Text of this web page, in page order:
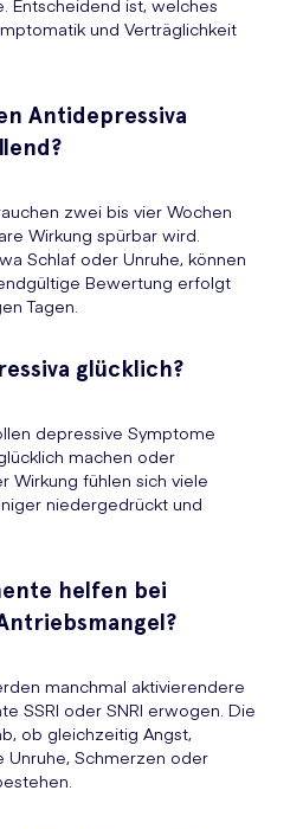
Entscheidend ist, welches
und Verträglichkeit
Antidepressiva
zwei bis vier Wochen
Wirkung spürbar wird.
Schlaf oder Unruhe, können
Bewertung erfolgt
Tagen.
glücklich?
depressive Symptome
machen oder
Wirkung fühlen sich viele
niedergedrückt und
helfen bei
manchmal aktivierendere
SSRI oder SNRI erwogen. Die
ob gleichzeitig Angst,
Unruhe, Schmerzen oder